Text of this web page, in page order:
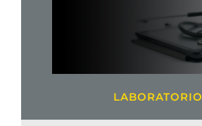
LABORATORIO